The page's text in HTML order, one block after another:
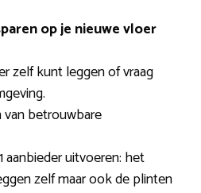
op je nieuwe vloer
zelf kunt leggen of vraag
betrouwbare
aanbieder uitvoeren: het
zelf maar ook de plinten